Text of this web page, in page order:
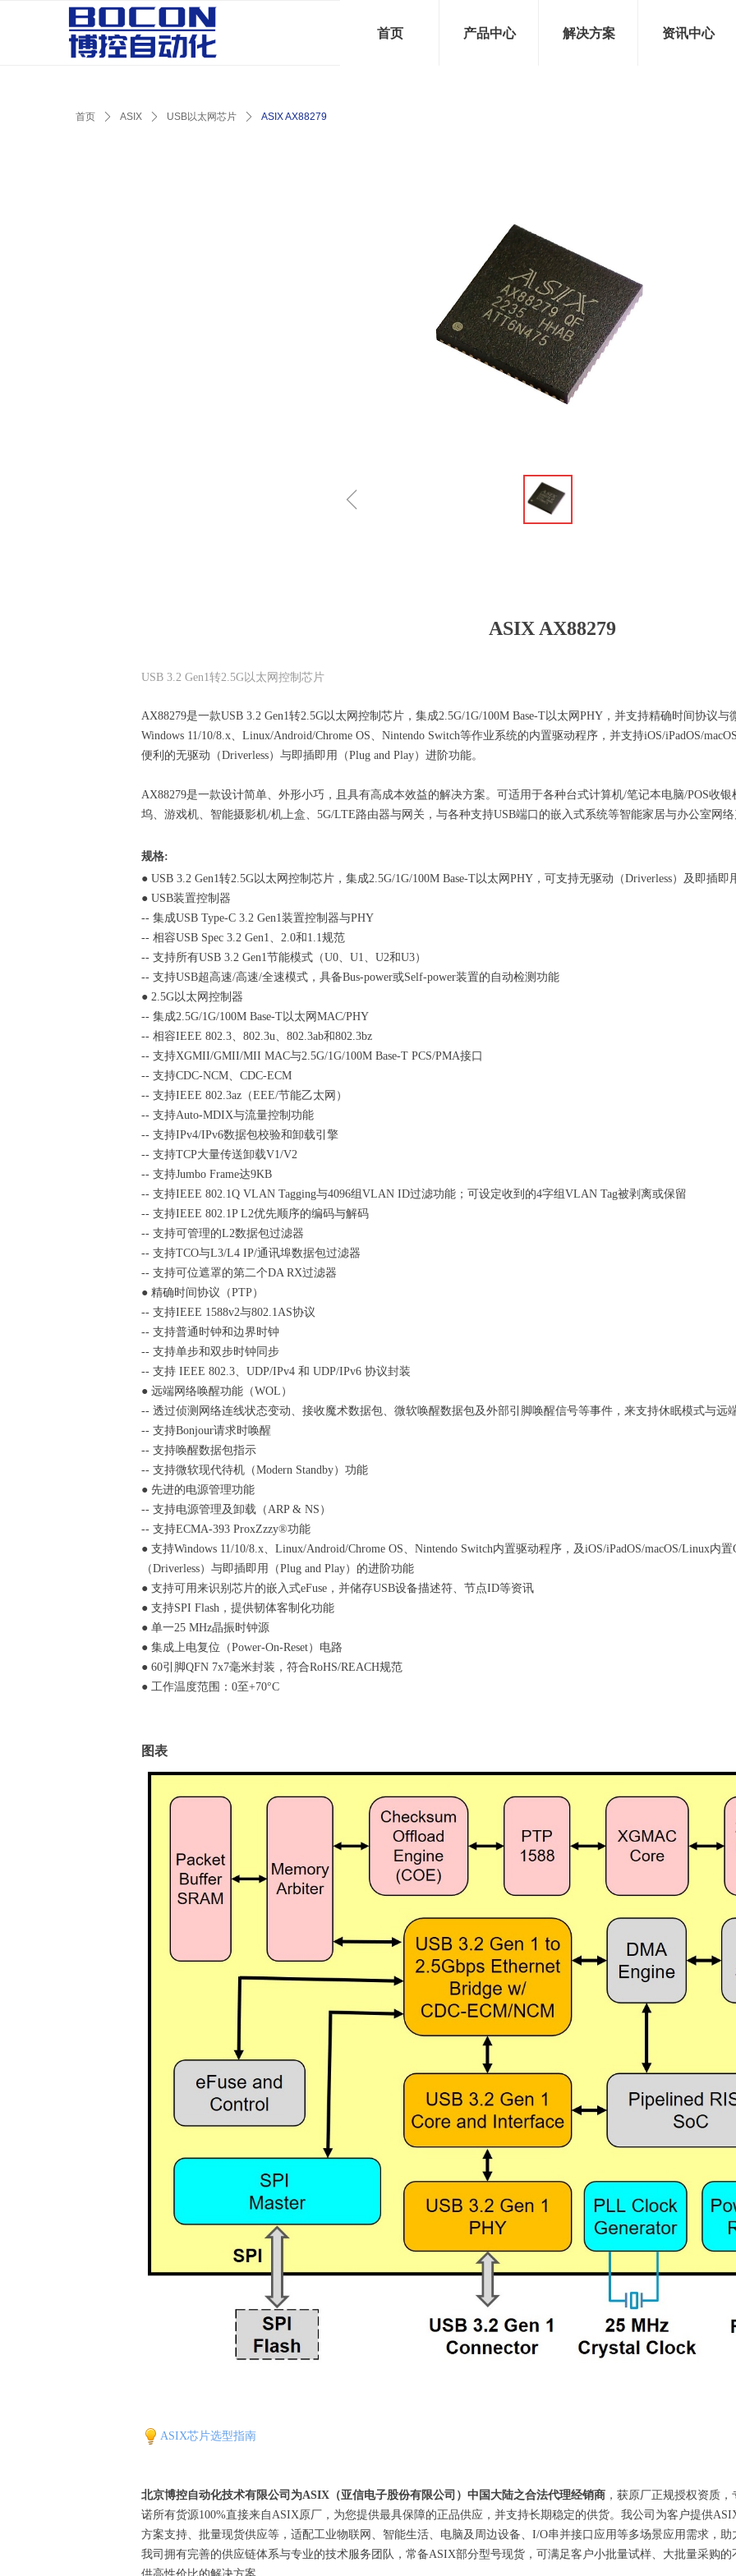
首页 产品中心 解决方案 资讯中心
首页 ꄲ ASIX ꄲ USB以太网芯片 ꄲ ASIX AX88279
ASIX AX88279
USB 3.2 Gen1转2.5G以太网控制芯片
AX88279是一款USB 3.2 Gen1转2.5G以太网控制芯片，集成2.5G/1G/100M Base-T以太网PHY，并支持精确时间协议
Windows 11/10/8.x、Linux/Android/Chrome OS、Nintendo Switch等作业系统的内置驱动程序，并支持iOS/iPadOS/
便利的无驱动（Driverless）与即插即用（Plug and Play）进阶功能。
AX88279是一款设计简单、外形小巧，且具有高成本效益的解决方案。可适用于各种台式计算机/笔记本电脑/POS收
坞、游戏机、智能摄影机/机上盒、5G/LTE路由器与网关，与各种支持USB端口的嵌入式系统等智能家居与办公室网络
规格:
● USB 3.2 Gen1转2.5G以太网控制芯片，集成2.5G/1G/100M Base-T以太网PHY，可支持无驱动（Driverless）及即插即
● USB装置控制器
-- 集成USB Type-C 3.2 Gen1装置控制器与PHY
-- 相容USB Spec 3.2 Gen1、2.0和1.1规范
-- 支持所有USB 3.2 Gen1节能模式（U0、U1、U2和U3）
-- 支持USB超高速/高速/全速模式，具备Bus-power或Self-power装置的自动检测功能
● 2.5G以太网控制器
-- 集成2.5G/1G/100M Base-T以太网MAC/PHY
-- 相容IEEE 802.3、802.3u、802.3ab和802.3bz
-- 支持XGMII/GMII/MII MAC与2.5G/1G/100M Base-T PCS/PMA接口
-- 支持CDC-NCM、CDC-ECM
-- 支持IEEE 802.3az（EEE/节能乙太网）
-- 支持Auto-MDIX与流量控制功能
-- 支持IPv4/IPv6数据包校验和卸载引擎
-- 支持TCP大量传送卸载V1/V2
-- 支持Jumbo Frame达9KB
-- 支持IEEE 802.1Q VLAN Tagging与4096组VLAN ID过滤功能；可设定收到的4字组VLAN Tag被剥离或保留
-- 支持IEEE 802.1P L2优先顺序的编码与解码
-- 支持可管理的L2数据包过滤器
-- 支持TCO与L3/L4 IP/通讯埠数据包过滤器
-- 支持可位遮罩的第二个DA RX过滤器
● 精确时间协议（PTP）
-- 支持IEEE 1588v2与802.1AS协议
-- 支持普通时钟和边界时钟
-- 支持单步和双步时钟同步
-- 支持 IEEE 802.3、UDP/IPv4 和 UDP/IPv6 协议封装
● 远端网络唤醒功能（WOL）
-- 透过侦测网络连线状态变动、接收魔术数据包、微软唤醒数据包及外部引脚唤醒信号等事件，来支持休眠模式与远
-- 支持Bonjour请求时唤醒
-- 支持唤醒数据包指示
-- 支持微软现代待机（Modern Standby）功能
● 先进的电源管理功能
-- 支持电源管理及卸载（ARP & NS）
-- 支持ECMA-393 ProxZzzy®功能
● 支持Windows 11/10/8.x、Linux/Android/Chrome OS、Nintendo Switch内置驱动程序，及iOS/iPadOS/macOS/Linux内
（Driverless）与即插即用（Plug and Play）的进阶功能
● 支持可用来识别芯片的嵌入式eFuse，并储存USB设备描述符、节点ID等资讯
● 支持SPI Flash，提供韧体客制化功能
● 单一25 MHz晶振时钟源
● 集成上电复位（Power-On-Reset）电路
● 60引脚QFN 7x7毫米封装，符合RoHS/REACH规范
● 工作温度范围：0至+70°C
图表
ASIX芯片选型指南
北京博控自动化技术有限公司为ASIX（亚信电子股份有限公司）中国大陆之合法代理经销商 ，获原厂正规授权资质
诺所有货源100%直接来自ASIX原厂，为您提供最具保障的正品供应，并支持长期稳定的供货。我公司为客户提供
方案支持、批量现货供应等，适配工业物联网、智能生活、电脑及周边设备、I/O串并接口应用等多场景应用需求，助
我司拥有完善的供应链体系与专业的技术服务团队，常备ASIX部分型号现货，可满足客户小批量试样、大批量采购
ꁆ